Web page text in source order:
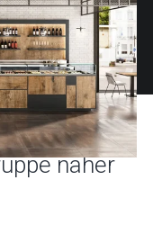
näher